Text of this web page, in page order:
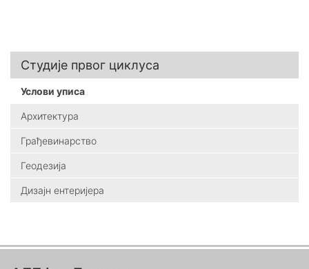
Студије првог циклуса
Услови уписа
Архитектура
Грађевинарство
Геодезија
Дизајн ентеријера